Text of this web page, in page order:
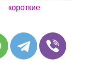
короткие